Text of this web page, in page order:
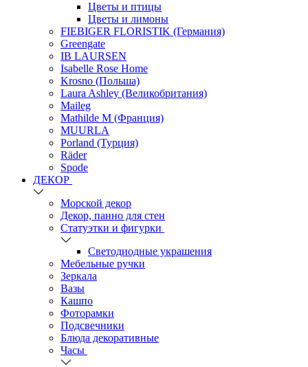
Цветы и птицы
Цветы и лимоны
FIEBIGER FLORISTIK (Германия)
Greengate
IB LAURSEN
Isabelle Rose Home
Krosno (Польша)
Laura Ashley (Великобритания)
Maileg
Mathilde M (Франция)
MUURLA
Porland (Турция)
Räder
Spode
ДЕКОР
Морской декор
Декор, панно для стен
Статуэтки и фигурки
Светодиодные украшения
Мебельные ручки
Зеркала
Вазы
Кашпо
Фоторамки
Подсвечники
Блюда декоративные
Часы